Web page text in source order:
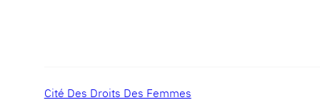
Cité Des Droits Des Femmes